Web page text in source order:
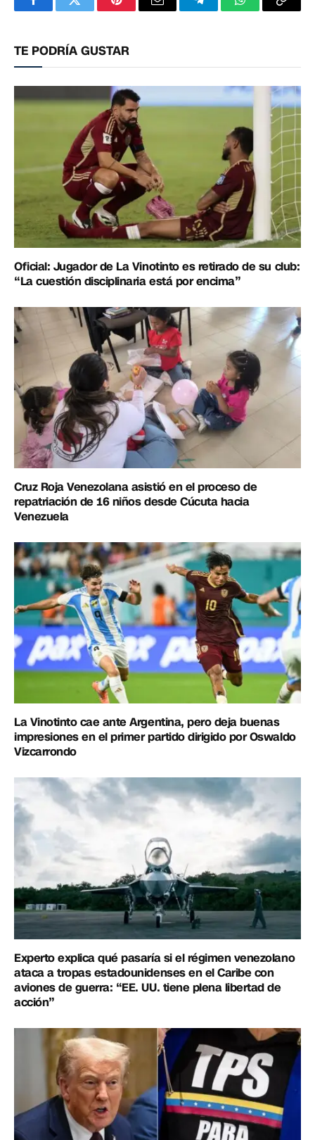
FacebookTwitterPinterestCorreoTelegramWhatsApp
TE PODRÍA GUSTAR
Oficial: Jugador de La Vinotinto es retirado de su club:
“La cuestión disciplinaria está por encima”
Cruz Roja Venezolana asistió en el proceso de
repatriación de 16 niños desde Cúcuta hacia
Venezuela
La Vinotinto cae ante Argentina, pero deja buenas
impresiones en el primer partido dirigido por Oswaldo
Vizcarrondo
Experto explica qué pasaría si el régimen venezolano
ataca a tropas estadounidenses en el Caribe con
aviones de guerra: “EE. UU. tiene plena libertad de
acción”